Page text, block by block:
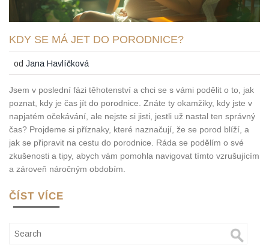
KDY SE MÁ JET DO PORODNICE?
odJana Havlíčková
Jsem v poslední fázi těhotenství a chci se s vámi podělit o to, jak
poznat, kdy je čas jít do porodnice. Znáte ty okamžiky, kdy jste v
napjatém očekávání, ale nejste si jisti, jestli už nastal ten správný
čas? Projdeme si příznaky, které naznačují, že se porod blíží, a
jak se připravit na cestu do porodnice. Ráda se podělím o své
zkušenosti a tipy, abych vám pomohla navigovat tímto vzrušujícím
a zároveň náročným obdobím.
ČÍST VÍCE